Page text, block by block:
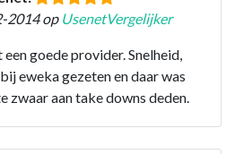
2014 op UsenetVergelijker
goede provider. Snelheid,
eweka gezeten en daar was
zwaar aan take downs deden.